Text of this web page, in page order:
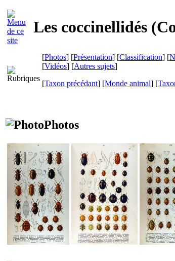
Les coccinellidés (
[Photos] [Présentation] [Classification] [
[Vidéos] [Autres sujets]
[Taxon précédant] [Monde animal] [
Photos